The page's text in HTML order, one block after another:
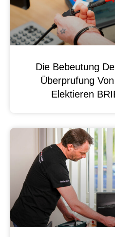
Die Bebeutung
Überprufung
Elektieren